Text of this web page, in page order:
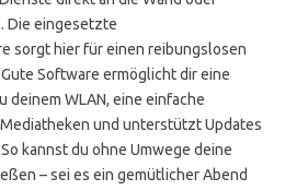
Die eingesetzte
sorgt hier für einen reibungslosen
Software ermöglicht dir eine
deinem WLAN, eine einfache
und unterstützt Updates
kannst du ohne Umwege deine
– sei es ein gemütlicher Abend